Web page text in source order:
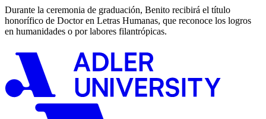
Durante la ceremonia de graduación, Benito recibirá el título
honorífico de Doctor en Letras Humanas, que reconoce los logros
en humanidades o por labores filantrópicas.